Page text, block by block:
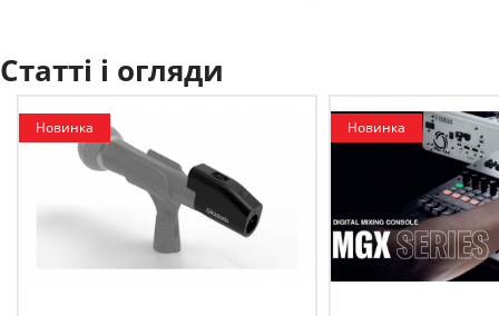
Статті і огляди
Новинка Новинка